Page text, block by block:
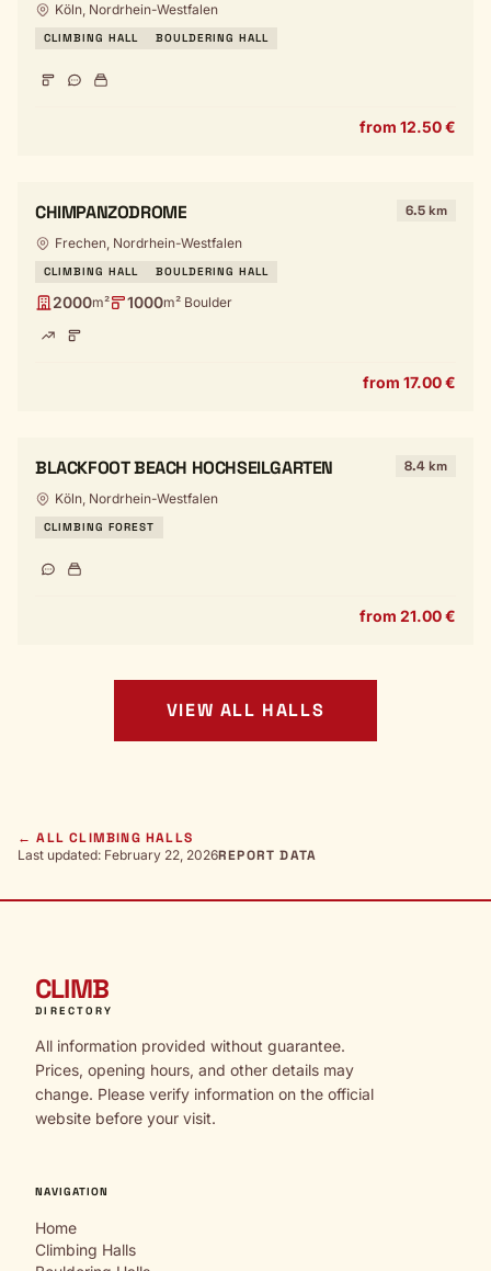
Köln, Nordrhein-Westfalen
CLIMBING HALL BOULDERING HALL
from 12.50 €
CHIMPANZODROME 6.5 km
Frechen, Nordrhein-Westfalen
CLIMBING HALL BOULDERING HALL
2000m² 1000m² Boulder
from 17.00 €
BLACKFOOT BEACH HOCHSEILGARTEN 8.4 km
Köln, Nordrhein-Westfalen
CLIMBING FOREST
from 21.00 €
VIEW ALL HALLS
← ALL CLIMBING HALLS
Last updated: February 22, 2026REPORT DATA
CLIMB
DIRECTORY
All information provided without guarantee.
Prices, opening hours, and other details may
change. Please verify information on the official
website before your visit.
NAVIGATION
Home
Climbing Halls